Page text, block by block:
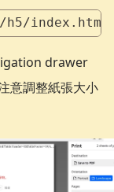
drawer
意調整紙張大小